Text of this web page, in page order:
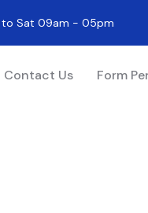
to Sat 09am - 05pm
Contact Us Form